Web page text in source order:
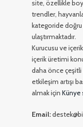
site, özellikle
trendler,
kategoride doğru
ulaştırmaktadır.
Kurucusu ve
içerik üretimi
daha önce
etkileşim artışı
almak içinKünye
Email: